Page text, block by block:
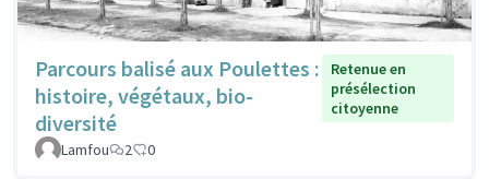
Parcours balisé aux Poulettes :
histoire, végétaux, bio-
diversité
Retenue en
présélection
citoyenne
Lamfou 2 0